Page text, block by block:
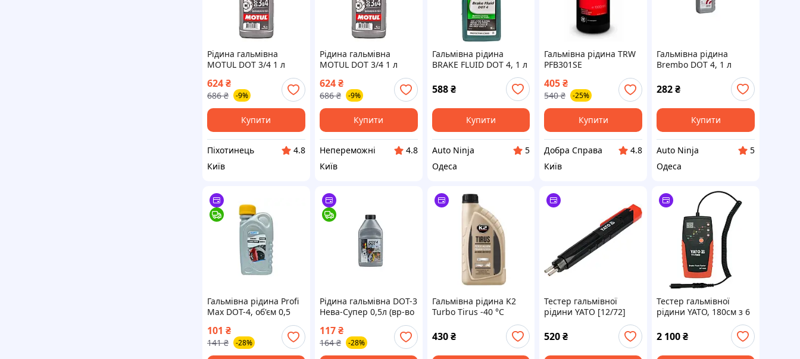
Рідина гальмівна
MOTUL DOT 3/4 1 л
624₴
686 ₴ -9%
Купити
Піхотинець
4.8
Київ
Рідина гальмівна
MOTUL DOT 3/4 1 л
(105835) |neper-1100|
624₴
686 ₴ -9%
Купити
Непереможні
4.8
Київ
Гальмівна рідина
BRAKE FLUID DOT 4, 1 л
588 ₴
Купити
Auto Ninja
5
Одеса
Гальмівна рідина TRW
PFB301SE
405₴
540 ₴ -25%
Купити
Добра Справа
4.8
Київ
Гальмівна рідина
Brembo DOT 4, 1 л
282₴
Купити
Auto Ninja
5
Одеса
Гальмівна рідина Profi
Max DOT-4, об'єм 0,5
Україна) ПІР 100434
101 ₴
141 ₴ -28%
Рідина гальмівна DOT-3
Нева-Супер 0,5л (вр-во
117₴
164 ₴ -28%
Гальмівна рідина K2
Turbo Tirus -40 °C
430 ₴
Тестер гальмівної
рідини YATO [12/72]
520₴
Тестер гальмівної
рідини YATO, 180см з 6
індикаторами і
звуковим сигналом,
еласт. зонд [10]
2 100₴